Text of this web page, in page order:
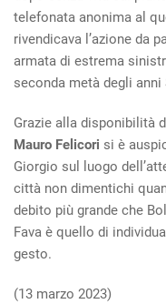
telefonata anonima al
rivendicava l’azione da
armata di estrema
seconda metà degli anni
Grazie alla disponibilità
Mauro Felicori si è
Giorgio sul luogo
città non dimentichi
debito più grande che
Fava è quello di
gesto.
(13 marzo 2023)